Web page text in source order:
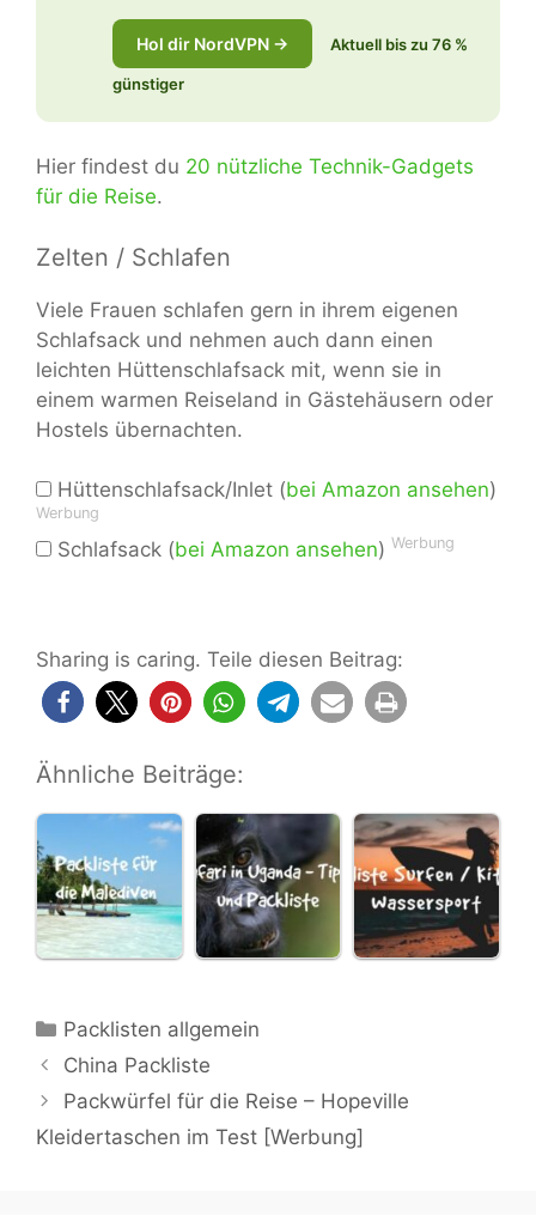
Hol dir NordVPN → Aktuell bis zu 76 %
günstiger
Hier findest du 20 nützliche Technik-Gadgets
für die Reise.
Zelten / Schlafen
Viele Frauen schlafen gern in ihrem eigenen
Schlafsack und nehmen auch dann einen
leichten Hüttenschlafsack mit, wenn sie in
einem warmen Reiseland in Gästehäusern oder
Hostels übernachten.
Hüttenschlafsack/Inlet (bei Amazon ansehen)
Werbung
Schlafsack (bei Amazon ansehen) Werbung
Sharing is caring. Teile diesen Beitrag:
Ähnliche Beiträge:
Kategorien
Packlisten allgemein
China Packliste
Packwürfel für die Reise – Hopeville
Kleidertaschen im Test [Werbung]